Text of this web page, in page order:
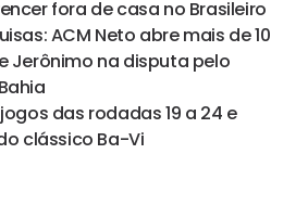
fora de casa no Brasileiro
ACM Neto abre mais de 10
Jerônimo na disputa pelo
das rodadas 19 a 24 e
clássico Ba-Vi